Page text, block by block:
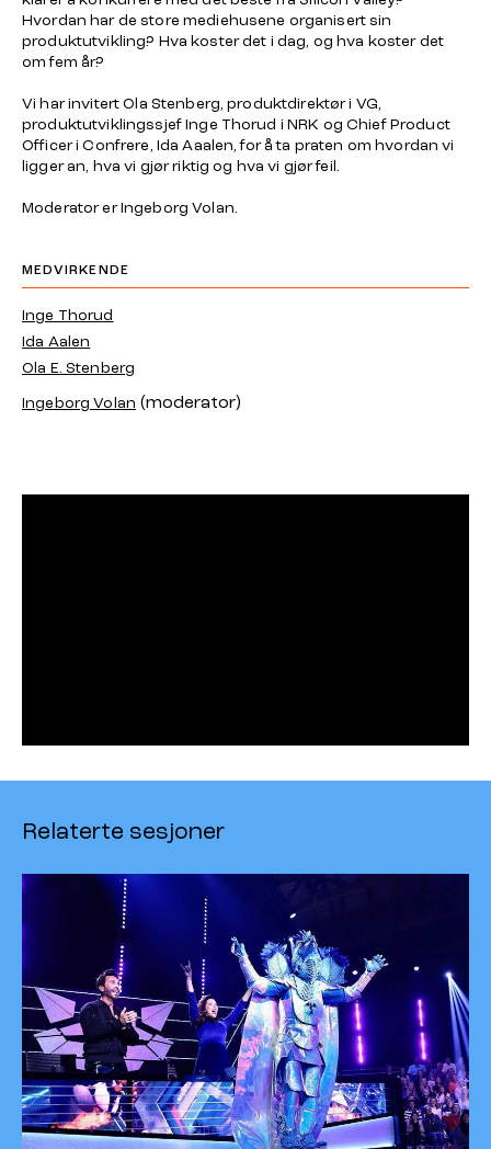
Hvordan har de store mediehusene organisert sin
produktutvikling? Hva koster det i dag, og hva koster det
om fem år?
Vi har invitert Ola Stenberg, produktdirektør i VG,
produktutviklingssjef Inge Thorud i NRK og Chief Product
Officer i Confrere, Ida Aaalen, for å ta praten om hvordan vi
ligger an, hva vi gjør riktig og hva vi gjør feil.
Moderator er Ingeborg Volan.
MEDVIRKENDE
Inge Thorud
Ida Aalen
Ola E. Stenberg
Ingeborg Volan (moderator)
Relaterte sesjoner